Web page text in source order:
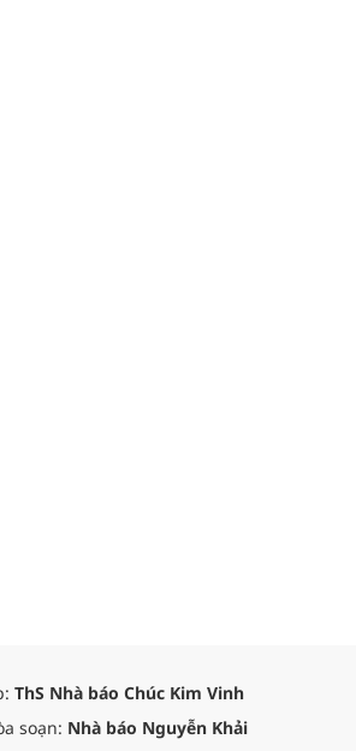
ThS Nhà báo Chúc Kim Vinh
soạn: Nhà báo Nguyễn Khải